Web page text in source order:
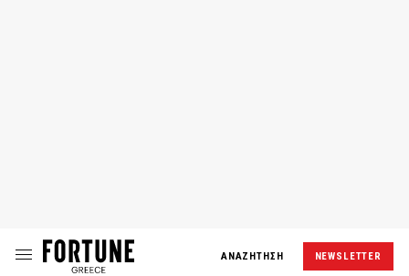
ΑΝΑΖΗΤΗΣΗ NEWSLETTER